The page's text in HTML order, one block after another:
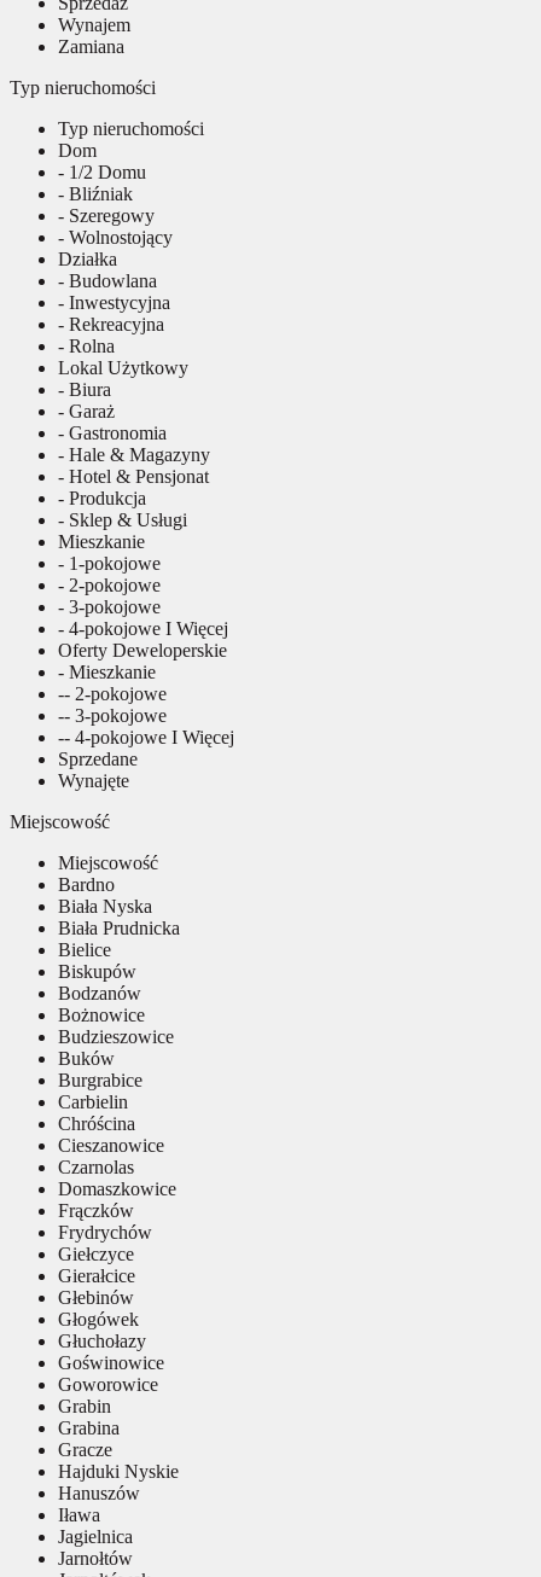
Wynajem
Zamiana
Typ nieruchomości
Typ nieruchomości
Dom
- 1/2 Domu
- Bliźniak
- Szeregowy
- Wolnostojący
Działka
- Budowlana
- Inwestycyjna
- Rekreacyjna
- Rolna
Lokal Użytkowy
- Biura
- Garaż
- Gastronomia
- Hale & Magazyny
- Hotel & Pensjonat
- Produkcja
- Sklep & Usługi
Mieszkanie
- 1-pokojowe
- 2-pokojowe
- 3-pokojowe
- 4-pokojowe I Więcej
Oferty Deweloperskie
- Mieszkanie
-- 2-pokojowe
-- 3-pokojowe
-- 4-pokojowe I Więcej
Sprzedane
Wynajęte
Miejscowość
Miejscowość
Bardno
Biała Nyska
Biała Prudnicka
Bielice
Biskupów
Bodzanów
Bożnowice
Budzieszowice
Buków
Burgrabice
Carbielin
Chróścina
Cieszanowice
Czarnolas
Domaszkowice
Frączków
Frydrychów
Giełczyce
Gierałcice
Głebinów
Głogówek
Głuchołazy
Goświnowice
Goworowice
Grabin
Grabina
Gracze
Hajduki Nyskie
Hanuszów
Iława
Jagielnica
Jarnołtów